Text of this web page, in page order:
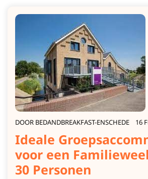
DOOR BEDANDBREAKFAST-ENSCHEDE 16
Ideale
voor een
30 Personen